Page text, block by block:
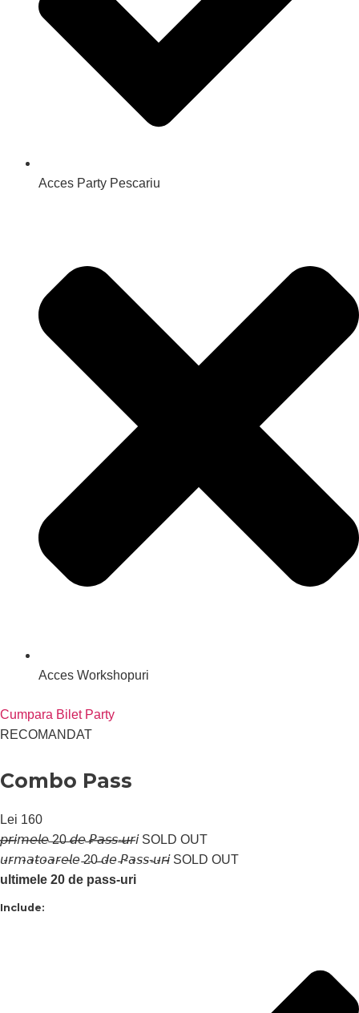
Acces Party Pescariu
Acces Workshopuri
Cumpara Bilet Party
RECOMANDAT
Combo Pass
Lei 160
𝘱̶𝘳̶𝘪̶𝘮̶𝘦̶𝘭̶𝘦̶ ̶2̶0̶ ̶𝘥̶𝘦̶ ̶𝘗̶𝘢̶𝘴̶𝘴̶-̶𝘶̶𝘳̶𝘪 SOLD OUT
𝘶̵𝘳̵𝘮̵𝘢̵𝘵̵𝘰̵𝘢̵𝘳̵𝘦̵𝘭̵𝘦̵ ̵2̵0̵ ̵𝘥̵𝘦̵ ̵𝘗̵𝘢̵𝘴̵𝘴̵-̵𝘶̵𝘳̵𝘪̵̵ SOLD OUT
ultimele 20 de pass-uri
Include: